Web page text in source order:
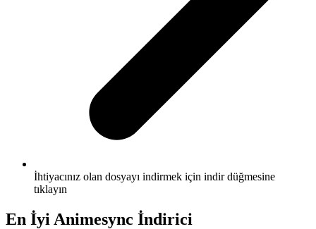
İhtiyacınız olan dosyayı indirmek için indir düğmesine
tıklayın
En İyi Animesync İndirici